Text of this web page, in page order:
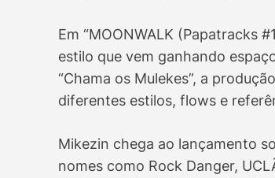
Em “MOONWALK (Papatracks
estilo que vem ganhando
“Chama os Mulekes”, a
diferentes estilos, flows e
Mikezin chega ao lançamento
nomes como Rock Danger,